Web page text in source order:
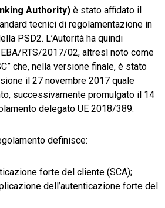
Authority) è stato affidato il
tecnici di regolamentazione in
PSD2. L’Autorità ha quindi
RTS/2017/02, altresì noto come
che, nella versione finale, è stato
il 27 novembre 2017 quale
successivamente promulgato il 14
delegato UE 2018/389.
definisce:
forte del cliente (SCA);
dell’autenticazione forte del